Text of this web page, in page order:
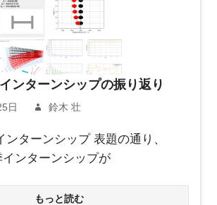
ンターンシップの振り返り
日 鈴木 壮
ンターンシップ 表題の通り、
インターンシップが
もっと読む